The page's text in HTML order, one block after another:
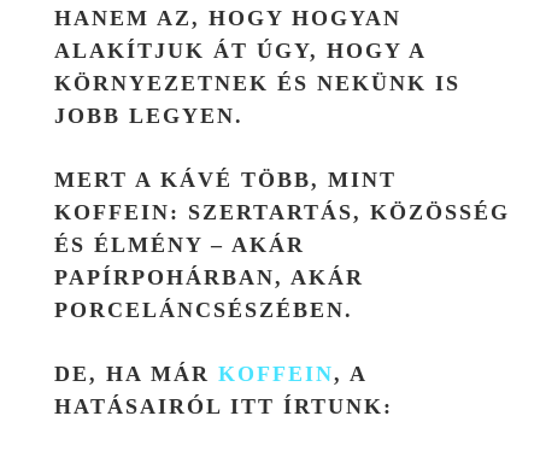
HANEM AZ, HOGY HOGYAN
ALAKÍTJUK ÁT ÚGY, HOGY A
KÖRNYEZETNEK ÉS NEKÜNK IS
JOBB LEGYEN.
MERT A KÁVÉ TÖBB, MINT
KOFFEIN: SZERTARTÁS, KÖZÖSSÉG
ÉS ÉLMÉNY – AKÁR
PAPÍRPOHÁRBAN, AKÁR
PORCELÁNCSÉSZÉBEN.
DE, HA MÁR KOFFEIN, A
HATÁSAIRÓL ITT ÍRTUNK: